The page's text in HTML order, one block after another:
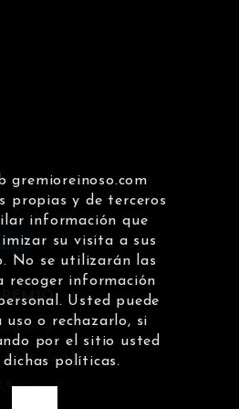
y
Privacidad |
gremioreinoso.com
propias y de terceros
información que
su visita a sus
No se utilizarán las
recoger información
Usted puede
o rechazarlo, si
por el sitio usted
políticas.